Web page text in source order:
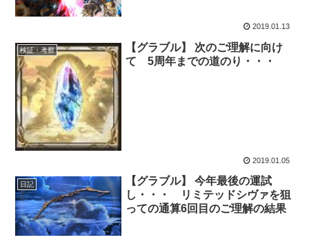
2019.01.13
検証・考察
【グラブル】 次のご理解に向け
て 5周年までの道のり・・・
2019.01.05
日記
【グラブル】 今年最後の運試
し・・・ リミテッドシヴァを狙
っての通算6回目のご理解の結果